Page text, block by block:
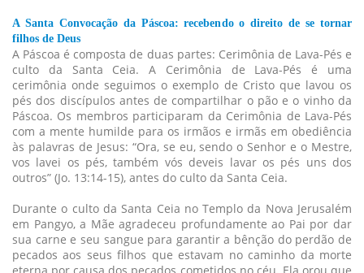
A Santa Convocação da Páscoa: recebendo o direito de se tornar
filhos de Deus
A Páscoa é composta de duas partes: Cerimônia de Lava-Pés e
culto da Santa Ceia. A Cerimônia de Lava-Pés é uma
cerimônia onde seguimos o exemplo de Cristo que lavou os
pés dos discípulos antes de compartilhar o pão e o vinho da
Páscoa. Os membros participaram da Cerimônia de Lava-Pés
com a mente humilde para os irmãos e irmãs em obediência
às palavras de Jesus: “Ora, se eu, sendo o Senhor e o Mestre,
vos lavei os pés, também vós deveis lavar os pés uns dos
outros” (Jo. 13:14-15), antes do culto da Santa Ceia.
Durante o culto da Santa Ceia no Templo da Nova Jerusalém
em Pangyo, a Mãe agradeceu profundamente ao Pai por dar
sua carne e seu sangue para garantir a bênção do perdão de
pecados aos seus filhos que estavam no caminho da morte